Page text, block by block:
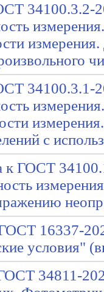
34100.3.2-
34100.3.1-
с
к ГОСТ
16337-
условия"
34811-